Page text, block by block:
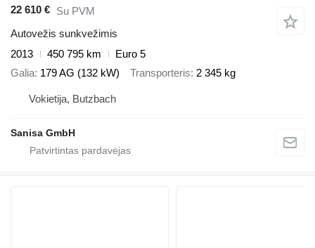
22 610 € Su PVM
Autovežis sunkvežimis
2013
450 795 km
Euro 5
Galia 179 AG (132 kW) Transporteris 2 345 kg
Vokietija, Butzbach
Sanisa GmbH